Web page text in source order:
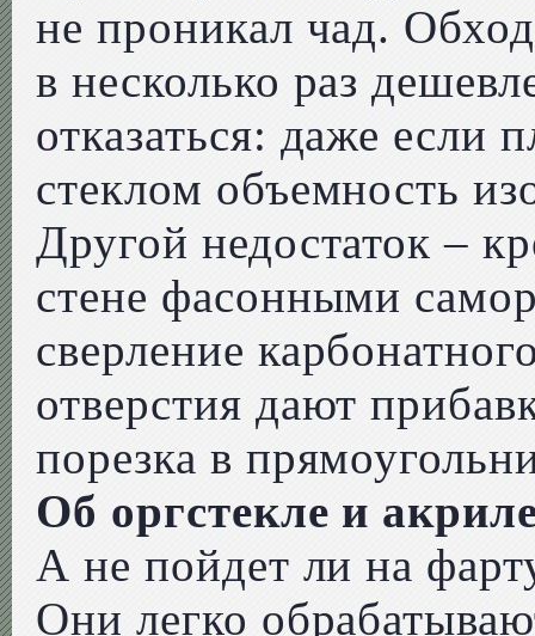
не проникал чад.
в несколько раз
отказаться: даже если
стеклом объемность
Другой недостаток –
стене фасонными
сверление
отверстия дают
порезка в
Об оргстекле и
А не пойдет ли на
Они легко